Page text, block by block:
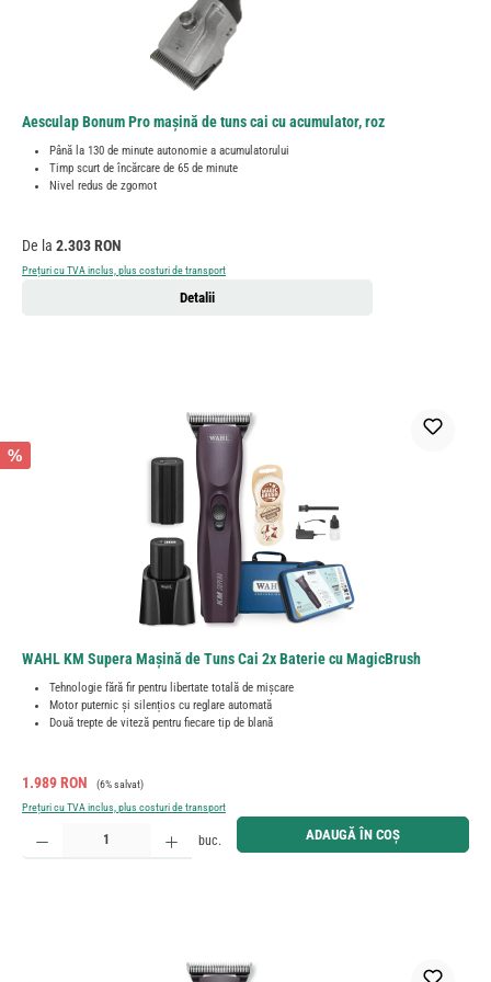
Aesculap Bonum Pro mașină de tuns cai cu acumulator, roz
Până la 130 de minute autonomie a acumulatorului
Timp scurt de încărcare de 65 de minute
Nivel redus de zgomot
Preț obișnuit:
De la 2.303 RON
Prețuri cu TVA inclus, plus costuri de transport
Detalii
%
WAHL KM Supera Mașină de Tuns Cai 2x Baterie cu MagicBrush
Tehnologie fără fir pentru libertate totală de mișcare
Motor puternic și silențios cu reglare automată
Două trepte de viteză pentru fiecare tip de blană
Preț de vânzare:
1.989 RON Preț obișnuit:
(6% salvat)
Prețuri cu TVA inclus, plus costuri de transport
Cantitate produs: Introduceți cantitatea dorită sau utilizați butoanele pentru a mări sau micșora
buc. ADAUGĂ ÎN COȘ